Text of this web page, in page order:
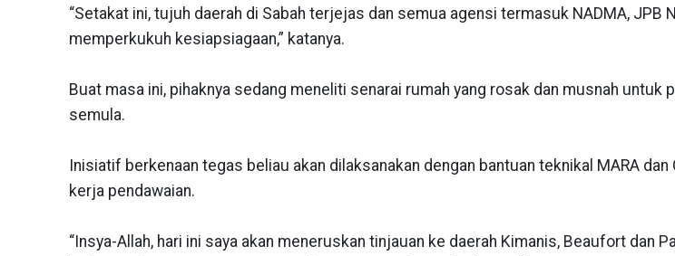
“Setakat ini, tujuh daerah di Sabah terjejas dan semua agensi termasuk NADMA, JPB
memperkukuh kesiapsiagaan,” katanya.
Buat masa ini, pihaknya sedang meneliti senarai rumah yang rosak dan musnah untuk
semula.
Inisiatif berkenaan tegas beliau akan dilaksanakan dengan bantuan teknikal MARA
kerja pendawaian.
“Insya-Allah, hari ini saya akan meneruskan tinjauan ke daerah Kimanis, Beaufort dan